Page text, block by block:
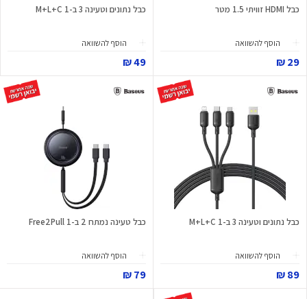
כבל HDMI זוויתי 1.5 מטר
הוסף להשוואה
29 ₪
כבל נתונים וטעינה 3 ב-1 M+L+C
הוסף להשוואה
49 ₪
כבל נתונים וטעינה 3 ב-1 M+L+C
הוסף להשוואה
89 ₪
כבל טעינה נמתח 2 ב-1 Free2Pull
הוסף להשוואה
79 ₪